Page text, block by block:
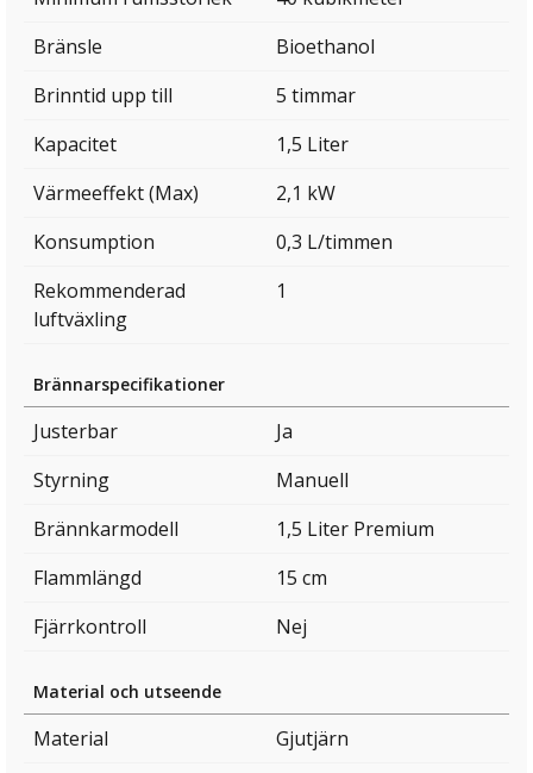
Bränsle
Bioethanol
Brinntid upp till
5 timmar
Kapacitet
1,5 Liter
Värmeeffekt (Max)
2,1 kW
Konsumption
0,3 L/timmen
Rekommenderad
luftväxling
1
Brännarspecifikationer
Justerbar
Ja
Styrning
Manuell
Brännkarmodell
1,5 Liter Premium
Flammlängd
15 cm
Fjärrkontroll
Nej
Material och utseende
Material
Gjutjärn